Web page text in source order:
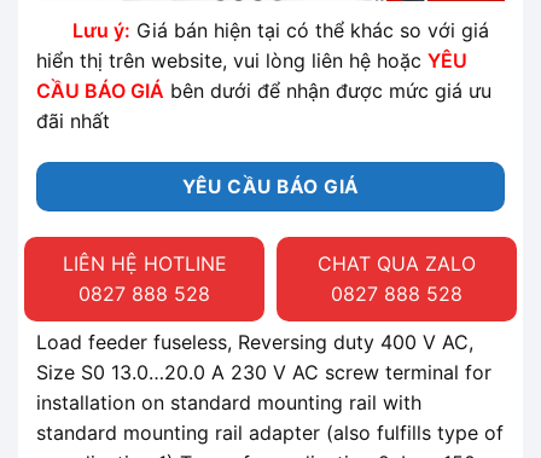
Lưu ý: Giá bán hiện tại có thể khác so với giá
hiển thị trên website, vui lòng liên hệ hoặc YÊU
CẦU BÁO GIÁ bên dưới để nhận được mức giá ưu
đãi nhất
YÊU CẦU BÁO GIÁ
LIÊN HỆ HOTLINE
0827 888 528
CHAT QUA ZALO
0827 888 528
Load feeder fuseless, Reversing duty 400 V AC,
Size S0 13.0…20.0 A 230 V AC screw terminal for
installation on standard mounting rail with
standard mounting rail adapter (also fulfills type of